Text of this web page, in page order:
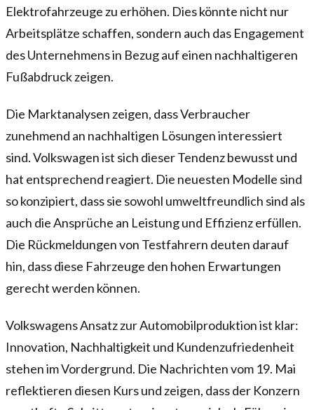
Elektrofahrzeuge zu erhöhen. Dies könnte nicht nur
Arbeitsplätze schaffen, sondern auch das Engagement
des Unternehmens in Bezug auf einen nachhaltigeren
Fußabdruck zeigen.
Die Marktanalysen zeigen, dass Verbraucher
zunehmend an nachhaltigen Lösungen interessiert
sind. Volkswagen ist sich dieser Tendenz bewusst und
hat entsprechend reagiert. Die neuesten Modelle sind
so konzipiert, dass sie sowohl umweltfreundlich sind als
auch die Ansprüche an Leistung und Effizienz erfüllen.
Die Rückmeldungen von Testfahrern deuten darauf
hin, dass diese Fahrzeuge den hohen Erwartungen
gerecht werden können.
Volkswagens Ansatz zur Automobilproduktion ist klar:
Innovation, Nachhaltigkeit und Kundenzufriedenheit
stehen im Vordergrund. Die Nachrichten vom 19. Mai
reflektieren diesen Kurs und zeigen, dass der Konzern